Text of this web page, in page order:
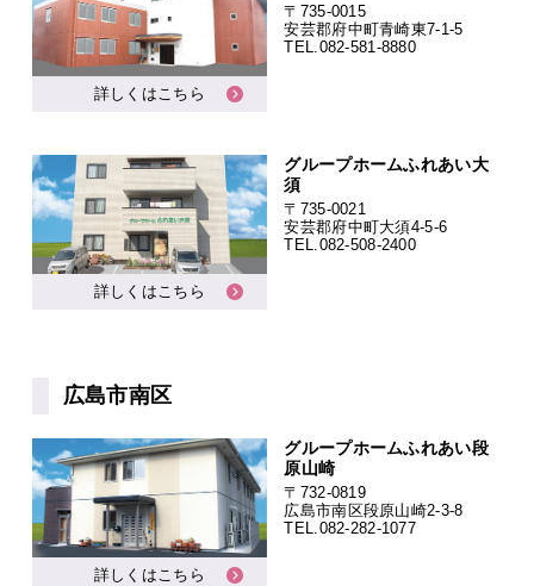
詳しくはこちら
〒735-0015
安芸郡府中町青崎東7-1-5
TEL. 082-581-8880
詳しくはこちら
グループホームふれあい大
須
〒735-0021
安芸郡府中町大須4-5-6
TEL.082-508-2400
広島市南区
詳しくはこちら
グループホームふれあい段
原山崎
〒732-0819
広島市南区段原山崎2-3-8
TEL. 082-282-1077